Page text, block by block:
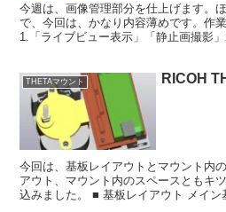
今週は、画像管理部分を仕上げます。
で、今回は、かなり内容薄めです。作
1.「ライブビュー表示」「静止画撮影
THETAマウント RICOH
今回は、基板レイアウトとマウント内
アウト、マウント内のスペースともキ
込みました。 ■ 基板レイアウト メイン